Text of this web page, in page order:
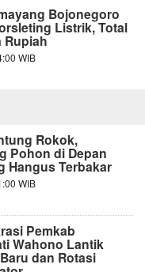
Bojonegoro
Listrik, Total
Rupiah
WIB
Rokok,
Pohon di Depan
Hangus Terbakar
WIB
Pemkab
Wahono Lantik
dan Rotasi